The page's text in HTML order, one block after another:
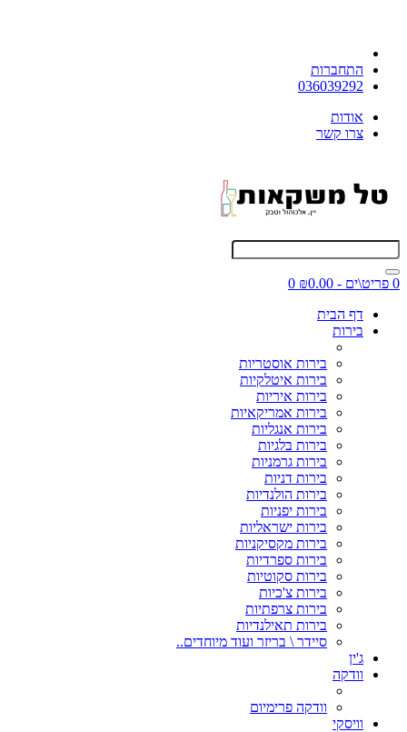
התחברות
036039292
אודות
צרו קשר
0 פריט\ים - ₪0.00
0
דף הבית
בירות
בירות אוסטריות
בירות איטלקיות
בירות איריות
בירות אמריקאיות
בירות אנגליות
בירות בלגיות
בירות גרמניות
בירות דניות
בירות הולנדיות
בירות יפניות
בירות ישראליות
בירות מקסיקניות
בירות ספרדיות
בירות סקוטיות
בירות צ'כיות
בירות צרפתיות
בירות תאילנדיות
סיידר \ בריזר ועוד מיוחדים..
ג'ין
וודקה
וודקה פרימיום
וויסקי